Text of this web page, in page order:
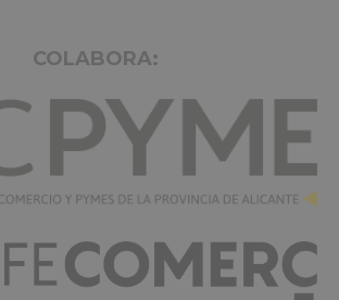
COLABORA: